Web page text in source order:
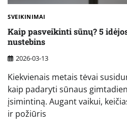
SVEIKINIMAI
Kaip pasveikinti sūnų? 5
nustebins
2026-03-13
Kiekvienais metais tėvai
kaip padaryti sūnaus
įsimintiną. Augant vaikui,
ir požiūris